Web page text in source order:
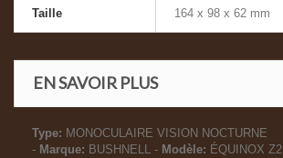
Taille 164 x 98 x 62 mm
EN SAVOIR PLUS
Type: MONOCULAIRE VISION NOCTURNE
- Marque: BUSHNELL - Modèle: ÉQUINOX Z2